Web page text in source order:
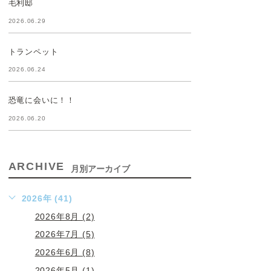
毛利邸
2026.06.29
トランペット
2026.06.24
恐竜に会いに！！
2026.06.20
ARCHIVE 月別アーカイブ
2026年 (41)
2026年8月 (2)
2026年7月 (5)
2026年6月 (8)